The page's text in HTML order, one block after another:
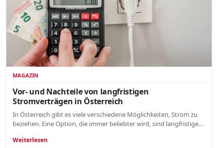
MAGAZIN
Vor- und Nachteile von langfristigen
Stromverträgen in Österreich
In Österreich gibt es viele verschiedene Möglichkeiten, Strom zu
beziehen. Eine Option, die immer beliebter wird, sind langfristige…
Weiterlesen